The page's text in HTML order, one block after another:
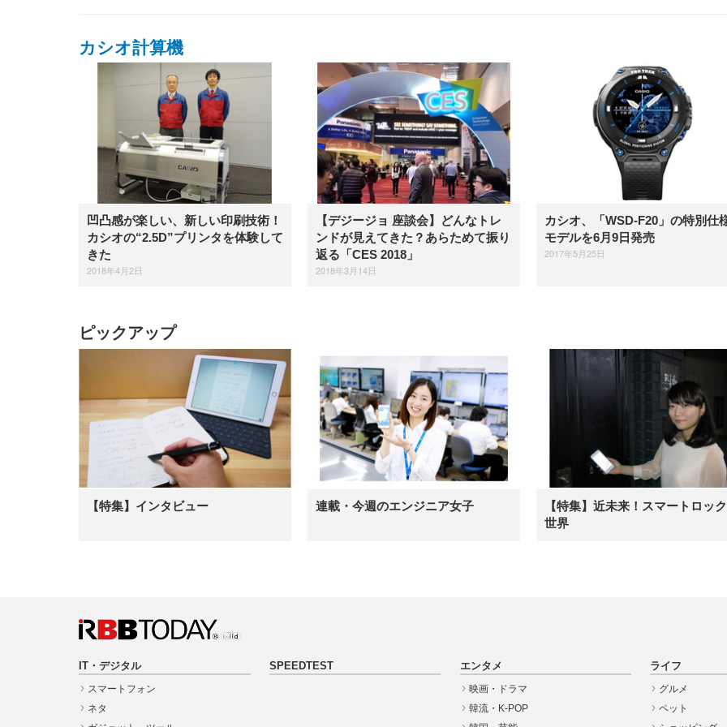
カシオ計算機
凹凸感が楽しい、新しい印刷技術！
カシオの“2.5D”プリンタを体験して
きた
2018年4月2日
【デジージョ 座談会】どんなトレ
ンドが見えてきた？あらためて振り
返る「CES 2018」
2018年3月14日
カシオ、「WSD-F20」の特別仕
モデルを6月9日発売
2017年5月25日
ピックアップ
【特集】インタビュー 連載・今週のエンジニア女子
【特集】近未来！スマートロッ
世界
IT・デジタル
スマートフォン
ネタ
SPEEDTEST
エンタメ
映画・ドラマ
韓流・K-POP
ライフ
グルメ
ペット